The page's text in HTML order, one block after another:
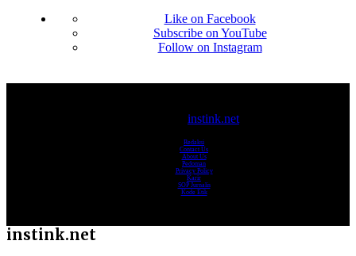
Like on Facebook
Subscribe on YouTube
Follow on Instagram
instink.net
Redaksi
Contact Us
About Us
Pedoman
Privacy Policy
Karir
SOP Jurnalis
Kode Etik
instink.net